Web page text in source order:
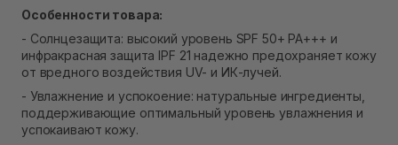
Особенности товара:
- Солнцезащита: высокий уровень SPF 50+ PA+++ и
инфракрасная защита IPF 21 надежно предохраняет кожу
от вредного воздействия UV- и ИК-лучей.
- Увлажнение и успокоение: натуральные ингредиенты,
поддерживающие оптимальный уровень увлажнения и
успокаивают кожу.